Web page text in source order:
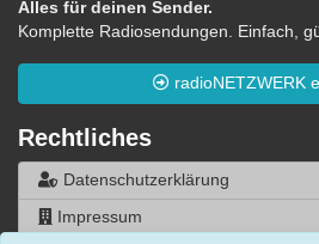
Alles für deinen Sender.
Komplette Radiosendungen. Einfach,
radioNETZWERK
Rechtliches
Datenschutzerklärung
Impressum